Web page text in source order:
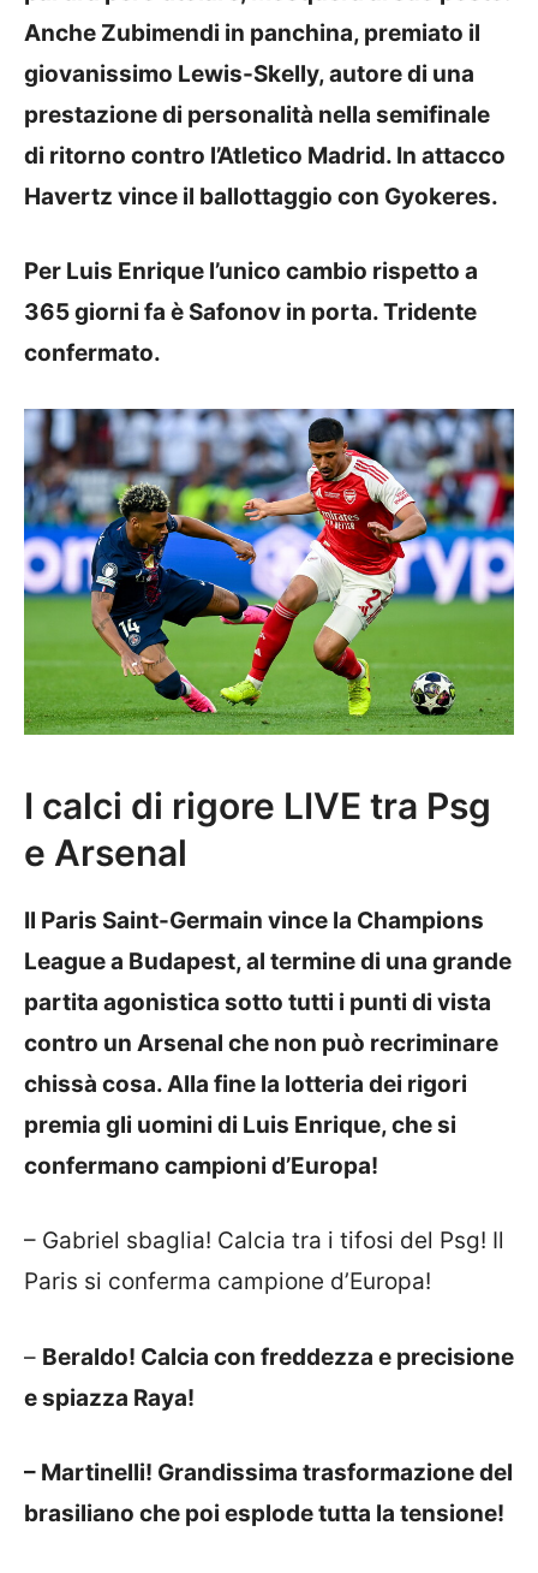
Anche Zubimendi in panchina, premiato il
giovanissimo Lewis-Skelly, autore di una
prestazione di personalità nella semifinale
di ritorno contro l’Atletico Madrid. In attacco
Havertz vince il ballottaggio con Gyokeres.
Per Luis Enrique l’unico cambio rispetto a
365 giorni fa è Safonov in porta. Tridente
confermato.
I calci di rigore LIVE tra Psg
e Arsenal
Il Paris Saint-Germain vince la Champions
League a Budapest, al termine di una grande
partita agonistica sotto tutti i punti di vista
contro un Arsenal che non può recriminare
chissà cosa. Alla fine la lotteria dei rigori
premia gli uomini di Luis Enrique, che si
confermano campioni d’Europa!
– Gabriel sbaglia! Calcia tra i tifosi del Psg! Il
Paris si conferma campione d’Europa!
– Beraldo! Calcia con freddezza e precisione
e spiazza Raya!
– Martinelli! Grandissima trasformazione del
brasiliano che poi esplode tutta la tensione!